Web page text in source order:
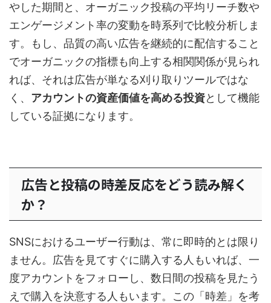
やした期間と、オーガニック投稿の平均リーチ数や
エンゲージメント率の変動を時系列で比較分析しま
す。もし、品質の高い広告を継続的に配信すること
でオーガニックの指標も向上する相関関係が見られ
れば、それは広告が単なる刈り取りツールではな
く、 アカウントの資産価値を高める投資として機能
している証拠になります。
広告と投稿の時差反応をどう読み解く
か？
SNSにおけるユーザー行動は、常に即時的とは限り
ません。広告を見てすぐに購入する人もいれば、一
度アカウントをフォローし、数日間の投稿を見たう
えで購入を決意する人もいます。この「時差」を考